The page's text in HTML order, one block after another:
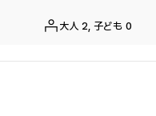
大人 2, 子ども 0